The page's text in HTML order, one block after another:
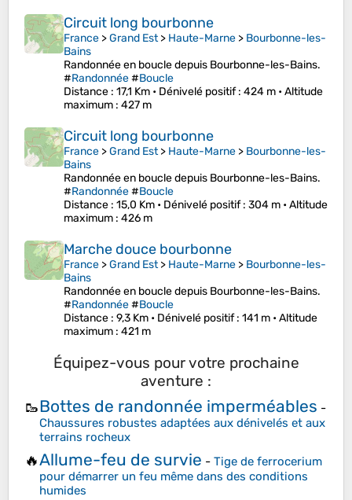
Circuit long bourbonne
France >Grand Est> Haute-Marne > Bourbonne-les-
Bains
Randonnée en boucle depuis Bourbonne-les-Bains.
#Randonnée#Boucle
Distance : 17,1 Km • Dénivelé positif: 424 m •Altitude
maximum : 427 m
Circuit long bourbonne
France >Grand Est> Haute-Marne > Bourbonne-les-
Bains
Randonnée en boucle depuis Bourbonne-les-Bains.
#Randonnée#Boucle
Distance : 15,0 Km • Dénivelé positif: 304 m •Altitude
maximum : 426 m
Marche douce bourbonne
France >Grand Est> Haute-Marne > Bourbonne-les-
Bains
Randonnée en boucle depuis Bourbonne-les-Bains.
#Randonnée#Boucle
Distance : 9,3 Km • Dénivelé positif: 141 m •Altitude
maximum : 421 m
Équipez-vous pour votre prochaine
aventure :
🥾Bottes de randonnée imperméables -
Chaussures robustes adaptées aux dénivelés et aux
terrains rocheux
🔥Allume-feu de survie - Tige de ferrocerium
pour démarrer un feu même dans des conditions
humides